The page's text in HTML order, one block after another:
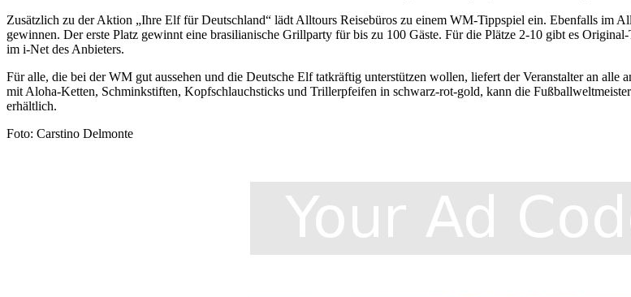
Zusätzlich zu der Aktion „Ihre Elf für Deutschland“ lädt Alltours Reisebüros zu einem WM-Tippspiel ein. Ebenfalls im
gewinnen. Der erste Platz gewinnt eine brasilianische Grillparty für bis zu 100 Gäste. Für die Plätze 2-10 gibt es
im i-Net des Anbieters.
Für alle, die bei der WM gut aussehen und die Deutsche Elf tatkräftig unterstützen wollen, liefert der Veranstalter an alle
mit Aloha-Ketten, Schminkstiften, Kopfschlauchsticks und Trillerpfeifen in schwarz-rot-gold, kann die
erhältlich.
Foto: Carstino Delmonte